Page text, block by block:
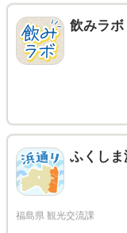
飲みラボ
ふくし